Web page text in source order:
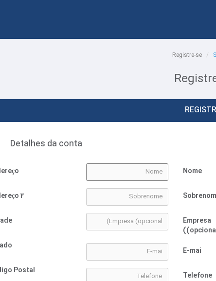
Detalhes da conta
Nome
Empresa
E-mai
Telefone
2
Postal